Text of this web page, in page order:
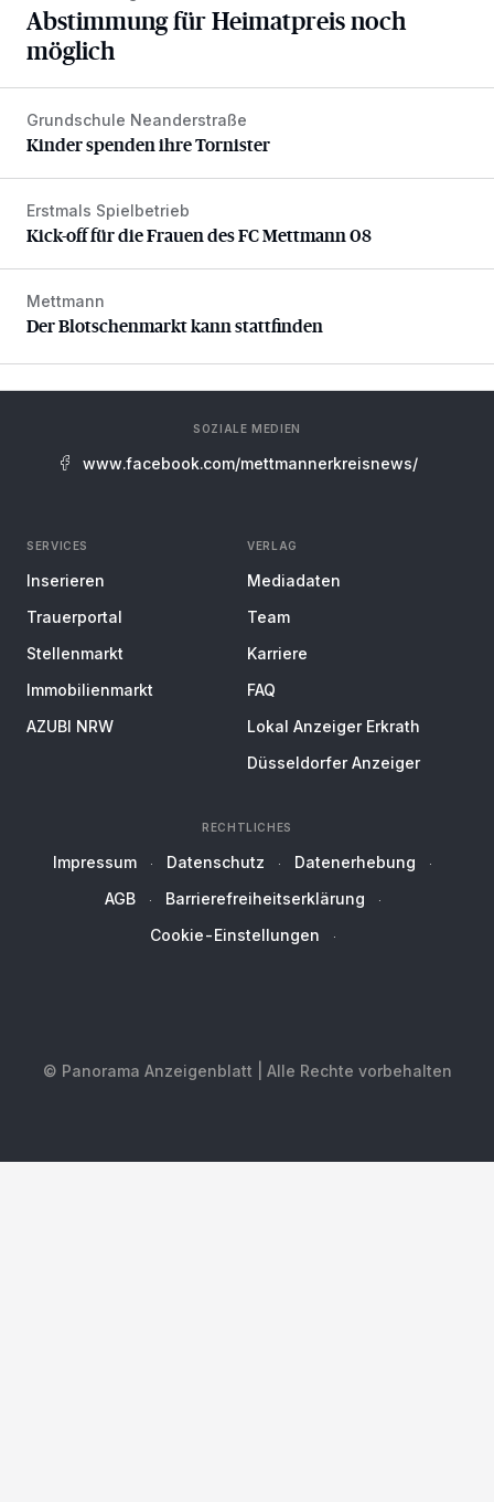
Abstimmung für Heimatpreis noch
möglich
Kinder spenden ihre Tornister
Grundschule Neanderstraße
Kinder spenden ihre Tornister
Kick-off für die Frauen des FC Mettmann 08
Erstmals Spielbetrieb
Kick-off für die Frauen des FC Mettmann 08
Der Blotschenmarkt kann stattfinden
Mettmann
Der Blotschenmarkt kann stattfinden
SOZIALE MEDIEN
www.facebook.com/mettmannerkreisnews/
SERVICES
Inserieren
Trauerportal
Stellenmarkt
Immobilienmarkt
AZUBI NRW
VERLAG
Mediadaten
Team
Karriere
FAQ
Lokal Anzeiger Erkrath
Düsseldorfer Anzeiger
RECHTLICHES
Impressum Datenschutz
Datenerhebung
AGB
Barrierefreiheitserklärung
Cookie-Einstellungen
© Panorama Anzeigenblatt | Alle Rechte vorbehalten